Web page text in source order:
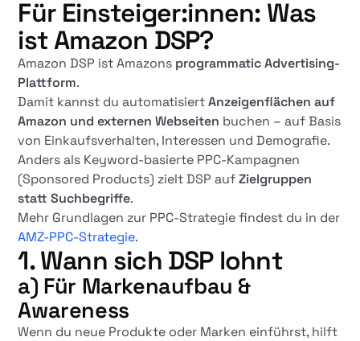
Für Einsteiger:innen: Was
ist Amazon DSP?
Amazon DSP ist Amazons programmatic Advertising-
Plattform.
Damit kannst du automatisiertAnzeigenflächen auf
Amazon und externen Webseiten buchen – auf Basis
von Einkaufsverhalten, Interessen und Demografie.
Anders als Keyword-basierte PPC-Kampagnen
(Sponsored Products) zielt DSP aufZielgruppen
statt Suchbegriffe.
Mehr Grundlagen zur PPC-Strategie findest du in der
AMZ-PPC-Strategie.
1. Wann sich DSP lohnt
a) Für Markenaufbau &
Awareness
Wenn du neue Produkte oder Marken einführst, hilft